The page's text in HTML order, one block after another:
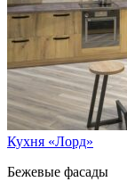
Кухня «Лорд»
Бежевые фасады